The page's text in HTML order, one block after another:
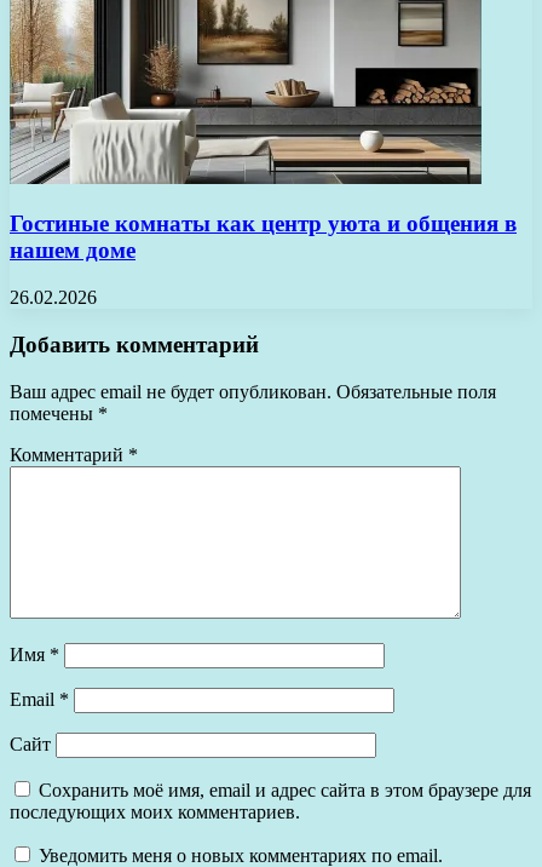
Гостиные комнаты как центр уюта и общения в
нашем доме
26.02.2026
Добавить комментарий
Ваш адрес email не будет опубликован. Обязательные поля
помечены *
Комментарий *
Имя *
Email *
Сайт
Сохранить моё имя, email и адрес сайта в этом браузере для
последующих моих комментариев.
Уведомить меня о новых комментариях по email.